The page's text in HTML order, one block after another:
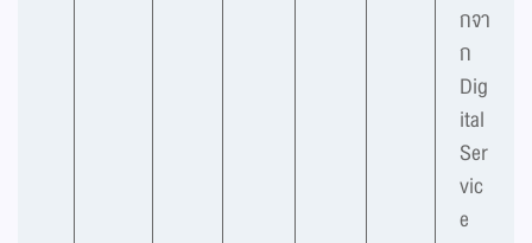
กจา
ก
Dig
ital
Ser
vic
e